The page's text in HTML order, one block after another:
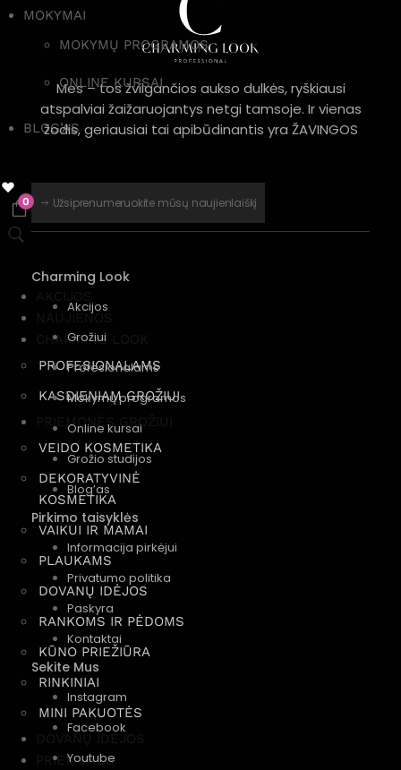
MOKYMAI
MOKYMŲ PROGRAMOS
ONLINE KURSAI
BLOG’AS
0
AKCIJOS
NAUJIENOS
CHARMING LOOK
PROFESIONALAMS
KASDIENIAM GROŽIUI
PRIEMONĖS GROŽIUI
VEIDO KOSMETIKA
DEKORATYVINĖ
KOSMETIKA
VAIKUI IR MAMAI
PLAUKAMS
DOVANŲ IDĖJOS
RANKOMS IR PĖDOMS
KŪNO PRIEŽIŪRA
RINKINIAI
MINI PAKUOTĖS
DOVANŲ IDĖJOS
PRIEMONĖS
Mes – tos žvilgančios aukso dulkės, ryškiausi
atspalviai žaižaruojantys netgi tamsoje. Ir vienas
žodis, geriausiai tai apibūdinantis yra ŽAVINGOS
Užsiprenumeruokite mūsų naujienlaiškį
Charming Look
Akcijos
Grožiui
Profesionalams
Mokymų programos
Online kursai
Grožio studijos
Blog’as
Pirkimo taisyklės
Informacija pirkėjui
Privatumo politika
Paskyra
Kontaktai
Sekite Mus
Instagram
Facebook
Youtube